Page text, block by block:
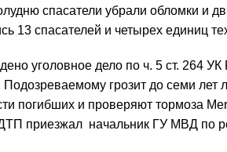
спасатели убрали обломки и
13 спасателей и четырех единиц
уголовное дело по ч. 5 ст. 264
грозит до семи лет
погибших и проверяют тормоза
приезжал начальник ГУ МВД по